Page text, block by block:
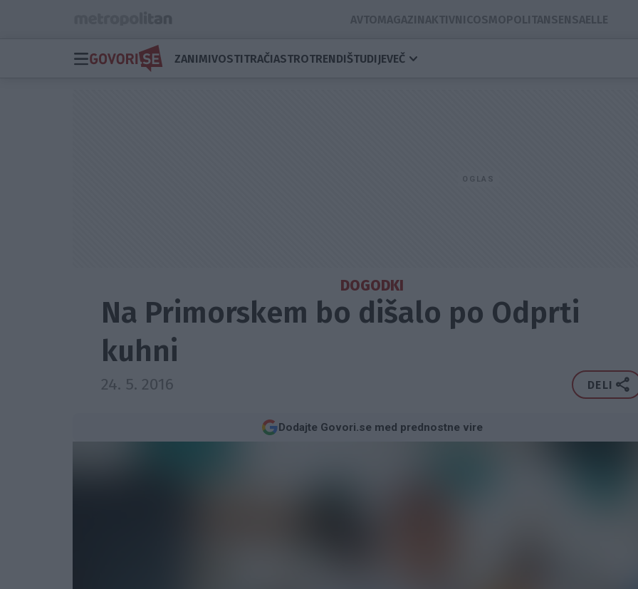
AVTOMAGAZINAKTIVNICOSMOPOLITANSENSAELLE
ZANIMIVOSTITRAČIASTROTRENDIŠTUDIJEVEČ
DOGODKI
Na Primorskem bo dišalo po Odprti
kuhni
24. 5. 2016 DELI
Dodajte Govori.se med prednostne vire